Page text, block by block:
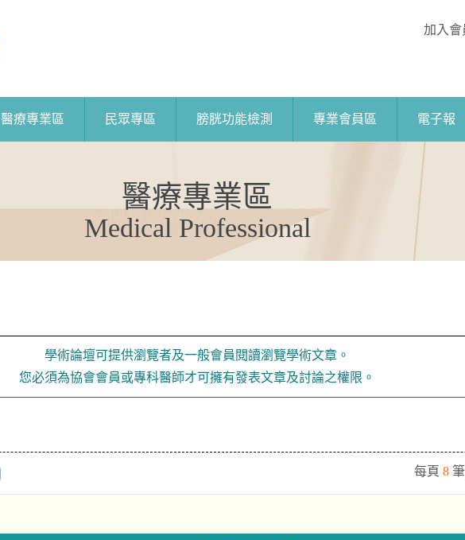
加入會
醫療專業區 民眾專區 膀胱功能檢測 專業會員區 電子報
醫療專業區
Medical Professional
學術論壇可提供瀏覽者及一般會員閱讀瀏覽學術文章。
您必須為協會會員或專科醫師才可擁有發表文章及討論之權限。
每頁 8